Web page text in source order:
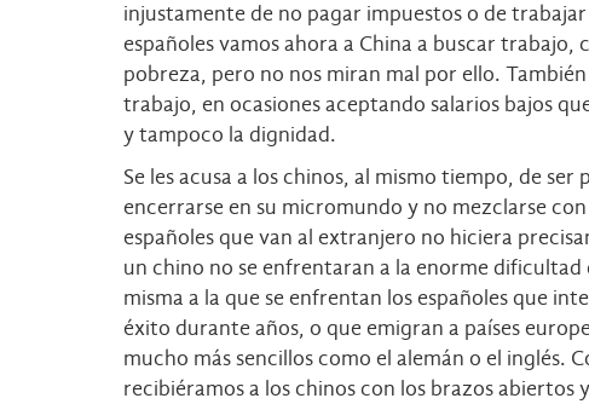
injustamente de no pagar impuestos o de
españoles vamos ahora a China a buscar
pobreza, pero no nos miran mal por ello.
trabajo, en ocasiones aceptando salarios bajos
y tampoco la dignidad.
Se les acusa a los chinos, al mismo tiempo, de ser
encerrarse en su micromundo y no mezclarse con
españoles que van al extranjero no hiciera
un chino no se enfrentaran a la enorme dificultad
misma a la que se enfrentan los españoles que
éxito durante años, o que emigran a países
mucho más sencillos como el alemán o el inglés.
recibiéramos a los chinos con los brazos abiertos